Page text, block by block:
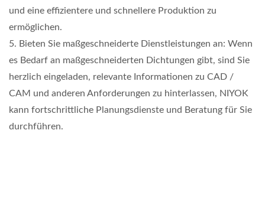
und eine effizientere und schnellere Produktion zu
ermöglichen.
5. Bieten Sie maßgeschneiderte Dienstleistungen an: Wenn
es Bedarf an maßgeschneiderten Dichtungen gibt, sind Sie
herzlich eingeladen, relevante Informationen zu CAD /
CAM und anderen Anforderungen zu hinterlassen, NIYOK
kann fortschrittliche Planungsdienste und Beratung für Sie
durchführen.